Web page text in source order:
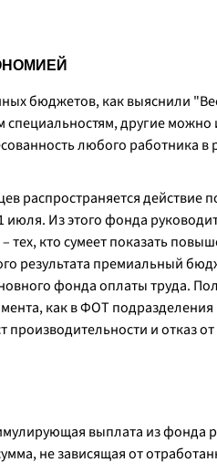
бюджетов, как выяснили
другие можно
любого работника
распространяется
Из этого фонда
тех, кто сумеет показать
результата премиальный
фонда оплаты труда.
как в ФОТ
производительности и отказ
выплата из фонда
не зависящая от